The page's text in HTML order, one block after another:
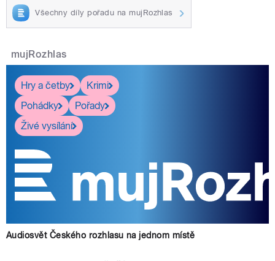
Všechny díly pořadu na mujRozhlas
mujRozhlas
Hry a četby
Krimi
Pohádky
Pořady
Živé vysílání
Audiosvět Českého rozhlasu na jednom místě